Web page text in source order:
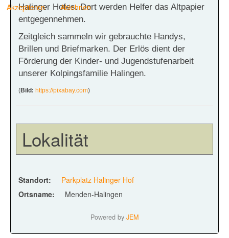
Halinger Hofes. Dort werden Helfer das Altpapier
entgegennehmen.
Zeitgleich sammeln wir gebrauchte Handys,
Brillen und Briefmarken. Der Erlös dient der
Förderung der Kinder- und Jugendstufenarbeit
unserer Kolpingsfamilie Halingen.
(Bild: https://pixabay.com)
Lokalität
Standort:
Parkplatz Halinger Hof
Ortsname:
Menden-Halingen
Powered by JEM
Akzeptieren
Ablehnen